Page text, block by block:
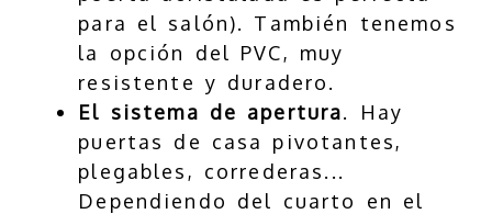
para el salón). También tenemos
la opción del PVC, muy
resistente y duradero.
El sistema de apertura. Hay
puertas de casa pivotantes,
plegables, correderas...
Dependiendo del cuarto en el